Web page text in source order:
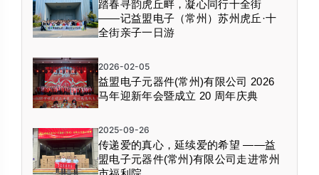
踏春寻韵虎丘畔，凝心同行十全街
——记益盟电子（常州）苏州虎丘·十
全街亲子一日游
2026-02-05
益盟电子元器件(常州)有限公司 2026
马年迎新年会暨成立 20 周年庆典
2025-09-26
传递爱的真心，延续爱的希望 ——益
盟电子元器件(常州)有限公司走进常州